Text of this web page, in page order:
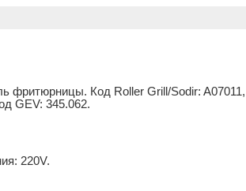
фритюрницы. Код Roller Grill/Sodir: A07011,
GEV: 345.062.
220V.